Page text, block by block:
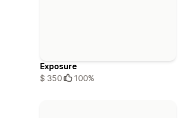
Exposure
$ 350
100%